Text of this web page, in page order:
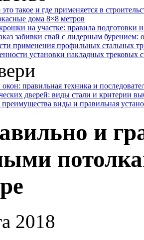
такое и где применяется в
дома 8×8 метров
на участке: правила подготовки
забивки свай с лидерным бурением:
применения профильных стальных
установки накладных трековых
правильная техника и
дверей: виды стали и критерии
виды и правильная
и
2018